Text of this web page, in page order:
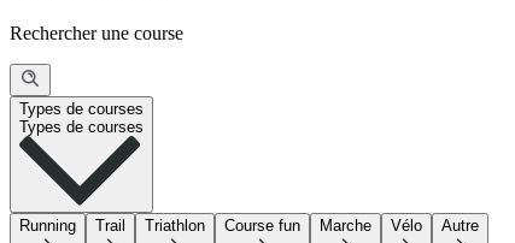
Rechercher une course
Types de courses
Types de courses
Running Trail Triathlon Course fun Marche Vélo Autre